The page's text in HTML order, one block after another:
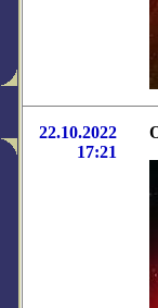
22.10.2022
17:21